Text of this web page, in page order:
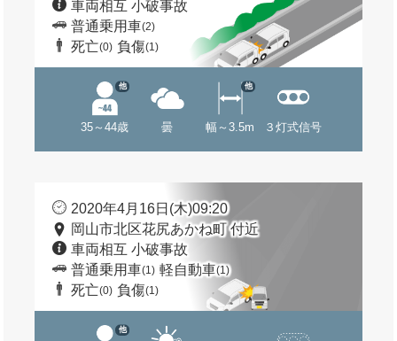
車両相互 小破事故
普通乗用車(2)
死亡(0) 負傷(1)
35～44歳
他
曇 幅～3.5m
他
３灯式信号
2020年4月16日(木)09:20
岡山市北区花尻あかね町 付近
車両相互 小破事故
普通乗用車(1) 軽自動車(1)
死亡(0) 負傷(1)
他